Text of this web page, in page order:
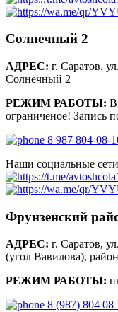
Солнечный 2
АДРЕС: г. Саратов,
Солнечный 2
РЕЖИМ РАБОТЫ:
ограниченое! Запись
8 987 804-08-
Наши социальные
Фрунзенский
АДРЕС: г. Саратов,
(угол Вавилова),
РЕЖИМ РАБОТЫ:
8 (987) 804 08